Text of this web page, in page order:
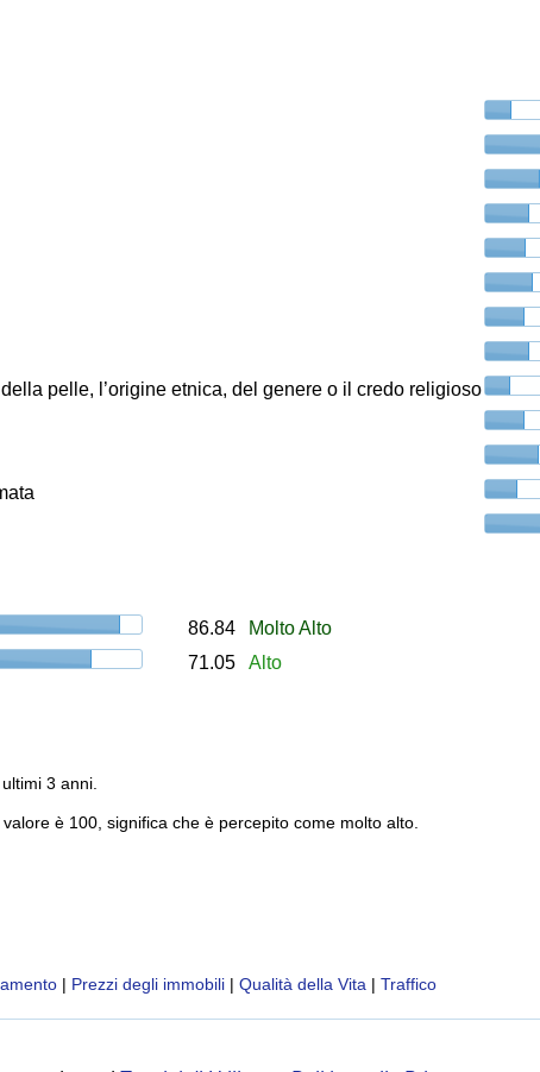
pelle, l’origine etnica, del genere o il credo religioso
86.84
Molto Alto
71.05 Alto
3 anni.
è 100, significa che è percepito come molto alto.
| Prezzi degli immobili | Qualità della Vita | Traffico